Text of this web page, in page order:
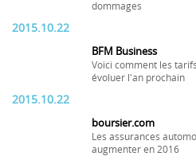
dommages
2015.10.22
BFM Business
Voici comment les
évoluer l'an prochain
2015.10.22
boursier.com
Les assurances
augmenter en 2016